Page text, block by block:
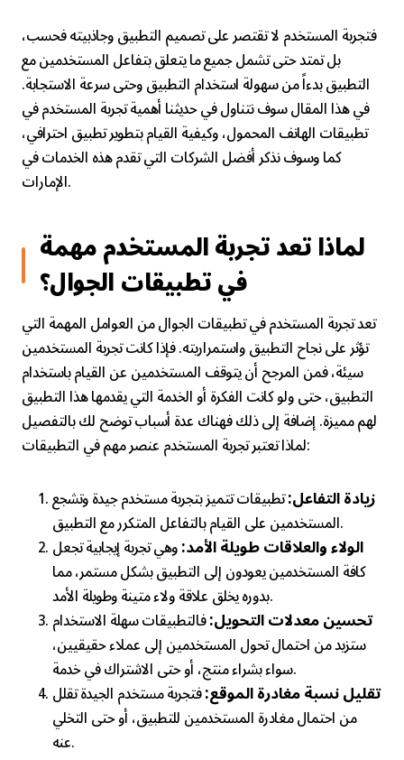
فتجربة المستخدم لا تقتصر على تصميم التطبيق وجاذبيته فحسب،
بل تمتد حتى تشمل جميع ما يتعلق بتفاعل المستخدمين مع
التطبيق بدءاً من سهولة استخدام التطبيق وحتى سرعة الاستجابة.
في هذا المقال سوف نتناول في حديثنا أهمية تجربة المستخدم في
تطبيقات الهاتف المحمول، وكيفية القيام بتطوير تطبيق احترافي،
كما وسوف نذكر أفضل الشركات التي تقدم هذه الخدمات في
الإمارات.
لماذا تعد تجربة المستخدم مهمة
في تطبيقات الجوال؟
تعد تجربة المستخدم في تطبيقات الجوال من العوامل المهمة التي
تؤثر على نجاح التطبيق واستمراريته. فإذا كانت تجربة المستخدمين
سيئة، فمن المرجح أن يتوقف المستخدمين عن القيام باستخدام
التطبيق، حتى ولو كانت الفكرة أو الخدمة التي يقدمها هذا التطبيق
لهم مميزة. إضافة إلى ذلك فهناك عدة أسباب توضح لك بالتفصيل
لماذا تعتبر تجربة المستخدم عنصر مهم في التطبيقات:
زيادة التفاعل:تطبيقات تتميز بتجربة مستخدم جيدة وتشجع
المستخدمين على القيام بالتفاعل المتكرر مع التطبيق.
الولاء والعلاقات طويلة الأمد:وهي تجربة إيجابية تجعل
كافة المستخدمين يعودون إلى التطبيق بشكل مستمر، مما
بدوره يخلق علاقة ولاء متينة وطويلة الأمد.
تحسين معدلات التحويل:فالتطبيقات سهلة الاستخدام
ستزيد من احتمال تحول المستخدمين إلى عملاء حقيقيين،
سواء بشراء منتج، أو حتى الاشتراك في خدمة.
تقليل نسبة مغادرة الموقع:فتجربة مستخدم الجيدة تقلل
من احتمال مغادرة المستخدمين للتطبيق، أو حتى التخلي
عنه.